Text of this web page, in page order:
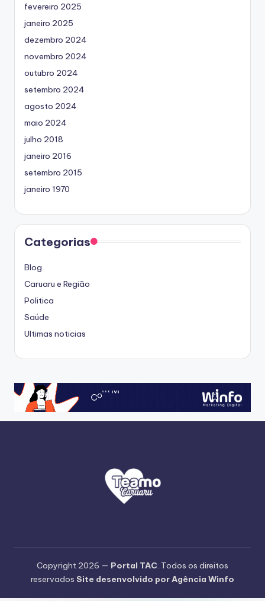
fevereiro 2025
janeiro 2025
dezembro 2024
novembro 2024
outubro 2024
setembro 2024
agosto 2024
maio 2024
julho 2018
janeiro 2016
setembro 2015
janeiro 1970
Categorias
Blog
Caruaru e Região
Politica
Saúde
Ultimas noticias
Copyright 2026 — Portal TAC. Todos os direitos
reservados Site desenvolvido por Agência Winfo